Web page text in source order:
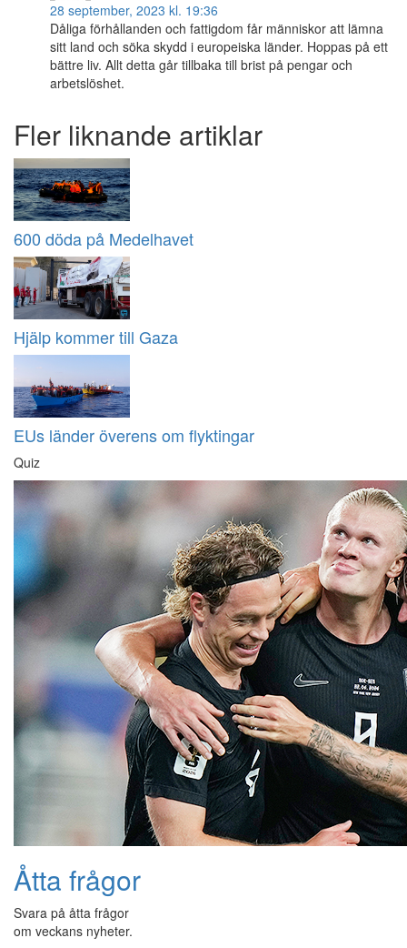
28 september, 2023 kl. 19:36
Dåliga förhållanden och fattigdom får människor att lämna
sitt land och söka skydd i europeiska länder. Hoppas på ett
bättre liv. Allt detta går tillbaka till brist på pengar och
arbetslöshet.
Fler liknande artiklar
600 döda på Medelhavet
Hjälp kommer till Gaza
EUs länder överens om flyktingar
Quiz
Åtta frågor
Svara på åtta frågor
om veckans nyheter.